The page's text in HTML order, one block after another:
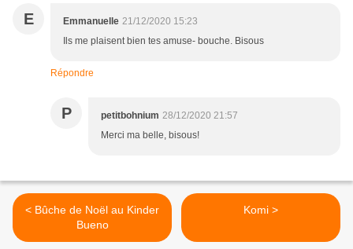
E Emmanuelle 21/12/2020 15:23
Ils me plaisent bien tes amuse- bouche. Bisous
Répondre
P petitbohnium 28/12/2020 21:57
Merci ma belle, bisous!
< Bûche de Noël au Kinder
Bueno
Komi >